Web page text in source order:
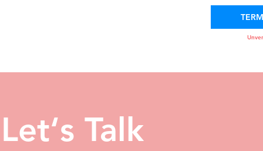
Let‘s Talk